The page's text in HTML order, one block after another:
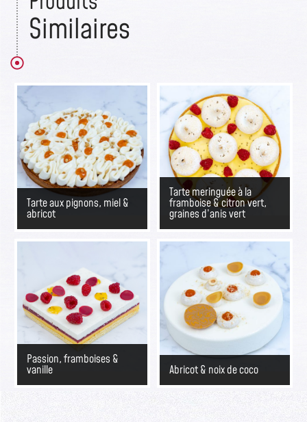
Similaires
Tarte aux pignons, miel &
abricot
Tarte meringuée à la
framboise & citron vert,
graines d’anis vert
Passion, framboises &
vanille Abricot & noix de coco